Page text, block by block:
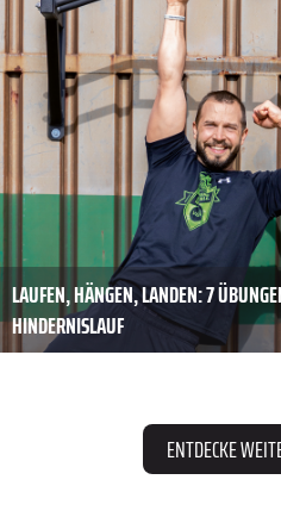
LAUFEN, HÄNGEN, LANDEN: 7
HINDERNISLAUF
ENTDECKE